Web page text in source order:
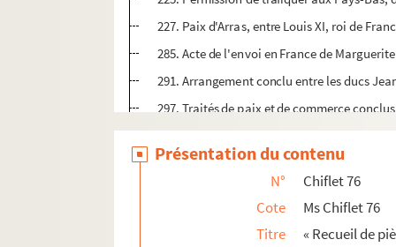
227. Paix d'Arras, entre Louis XI, roi de
285. Acte de l'envoi en France de
291. Arrangement conclu entre les ducs
297. Traités de paix et de commerce
313. Traités commerciaux, dits
349. Création d'une Chambre des
353. Traité de mariage de Philippe
359. Traités commerciaux, dits
Présentation du contenu
N°
Chiflet 76
Cote
Ms Chiflet 76
Titre
« Recueil de